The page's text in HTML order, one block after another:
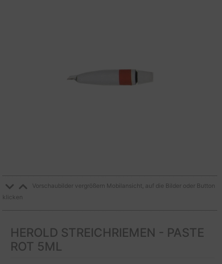
Vorschaubilder vergrößern Mobilansicht, auf die Bilder oder Button
klicken
HEROLD STREICHRIEMEN - PASTE
ROT 5ML